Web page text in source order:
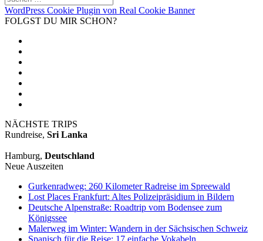
WordPress Cookie Plugin von Real Cookie Banner
FOLGST DU MIR SCHON?
NÄCHSTE TRIPS
Rundreise, Sri Lanka
Hamburg, Deutschland
Neue Auszeiten
Gurkenradweg: 260 Kilometer Radreise im Spreewald
Lost Places Frankfurt: Altes Polizeipräsidium in Bildern
Deutsche Alpenstraße: Roadtrip vom Bodensee zum
Königssee
Malerweg im Winter: Wandern in der Sächsischen Schweiz
Spanisch für die Reise: 17 einfache Vokabeln